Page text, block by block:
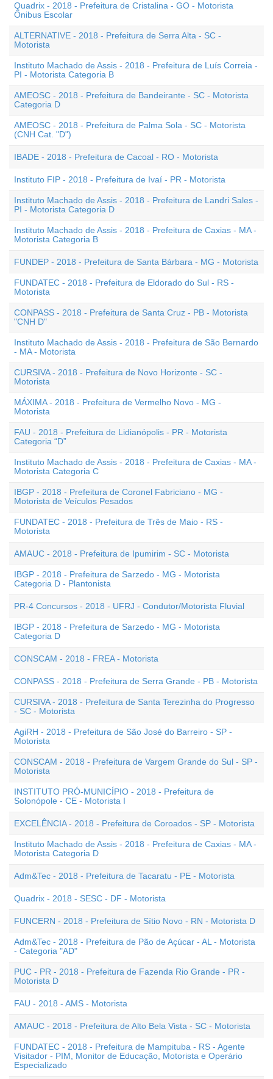
Quadrix - 2018 - Prefeitura de Cristalina - GO - Motorista
Ônibus Escolar
ALTERNATIVE - 2018 - Prefeitura de Serra Alta - SC -
Motorista
Instituto Machado de Assis - 2018 - Prefeitura de Luís Correia -
PI - Motorista Categoria B
AMEOSC - 2018 - Prefeitura de Bandeirante - SC - Motorista
Categoria D
AMEOSC - 2018 - Prefeitura de Palma Sola - SC - Motorista
(CNH Cat. "D")
IBADE - 2018 - Prefeitura de Cacoal - RO - Motorista
Instituto FIP - 2018 - Prefeitura de Ivaí - PR - Motorista
Instituto Machado de Assis - 2018 - Prefeitura de Landri Sales -
PI - Motorista Categoria D
Instituto Machado de Assis - 2018 - Prefeitura de Caxias - MA -
Motorista Categoria B
FUNDEP - 2018 - Prefeitura de Santa Bárbara - MG - Motorista
FUNDATEC - 2018 - Prefeitura de Eldorado do Sul - RS -
Motorista
CONPASS - 2018 - Prefeitura de Santa Cruz - PB - Motorista
"CNH D"
Instituto Machado de Assis - 2018 - Prefeitura de São Bernardo
- MA - Motorista
CURSIVA - 2018 - Prefeitura de Novo Horizonte - SC -
Motorista
MÁXIMA - 2018 - Prefeitura de Vermelho Novo - MG -
Motorista
FAU - 2018 - Prefeitura de Lidianópolis - PR - Motorista
Categoria “D”
Instituto Machado de Assis - 2018 - Prefeitura de Caxias - MA -
Motorista Categoria C
IBGP - 2018 - Prefeitura de Coronel Fabriciano - MG -
Motorista de Veículos Pesados
FUNDATEC - 2018 - Prefeitura de Três de Maio - RS -
Motorista
AMAUC - 2018 - Prefeitura de Ipumirim - SC - Motorista
IBGP - 2018 - Prefeitura de Sarzedo - MG - Motorista
Categoria D - Plantonista
PR-4 Concursos - 2018 - UFRJ - Condutor/Motorista Fluvial
IBGP - 2018 - Prefeitura de Sarzedo - MG - Motorista
Categoria D
CONSCAM - 2018 - FREA - Motorista
CONPASS - 2018 - Prefeitura de Serra Grande - PB - Motorista
CURSIVA - 2018 - Prefeitura de Santa Terezinha do Progresso
- SC - Motorista
AgiRH - 2018 - Prefeitura de São José do Barreiro - SP -
Motorista
CONSCAM - 2018 - Prefeitura de Vargem Grande do Sul - SP -
Motorista
INSTITUTO PRÓ-MUNICÍPIO - 2018 - Prefeitura de
Solonópole - CE - Motorista I
EXCELÊNCIA - 2018 - Prefeitura de Coroados - SP - Motorista
Instituto Machado de Assis - 2018 - Prefeitura de Caxias - MA -
Motorista Categoria D
Adm&Tec - 2018 - Prefeitura de Tacaratu - PE - Motorista
Quadrix - 2018 - SESC - DF - Motorista
FUNCERN - 2018 - Prefeitura de Sítio Novo - RN - Motorista D
Adm&Tec - 2018 - Prefeitura de Pão de Açúcar - AL - Motorista
- Categoria "AD"
PUC - PR - 2018 - Prefeitura de Fazenda Rio Grande - PR -
Motorista D
FAU - 2018 - AMS - Motorista
AMAUC - 2018 - Prefeitura de Alto Bela Vista - SC - Motorista
FUNDATEC - 2018 - Prefeitura de Mampituba - RS - Agente
Visitador - PIM, Monitor de Educação, Motorista e Operário
Especializado